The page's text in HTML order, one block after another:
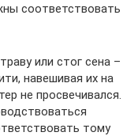
соответствовать
или стог сена –
навешивая их на
не просвечивался.
тому